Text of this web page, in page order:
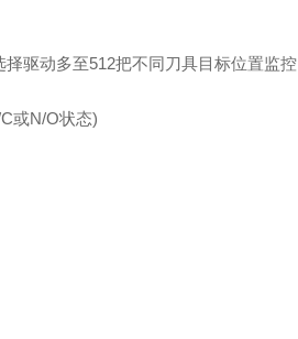
驱动多至512把不同刀具目标位置监控
或N/O状态)